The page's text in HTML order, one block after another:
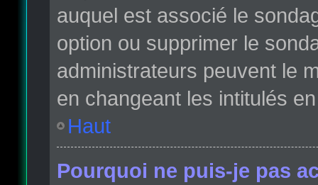
auquel est associé le
option ou supprimer le
administrateurs peuvent le
en changeant les intitulés
Haut
Pourquoi ne puis-je pas